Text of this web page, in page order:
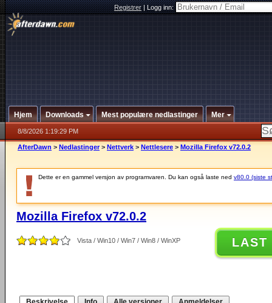
Registrer|Logg inn:
Hjem Downloads Mest populære nedlastinger Mer
8/8/2026 1:19:29 PM
AfterDawn > Nedlastinger > Nettverk > Nettlesere > Mozilla Firefox v72.0.2
Dette er en gammel versjon av programvaren. Du kan også laste ned v80.0 (siste
Mozilla Firefox v72.0.2
Vista / Win10 / Win7 / Win8 / WinXP LAST